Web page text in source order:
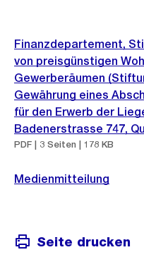
Finanzdepartement,
von preisgünstigen
Gewerberäumen
Gewährung eines
für den Erwerb der
Badenerstrasse 747,
PDF | 3 Seiten | 178 KB
Medienmitteilung
Seite drucken